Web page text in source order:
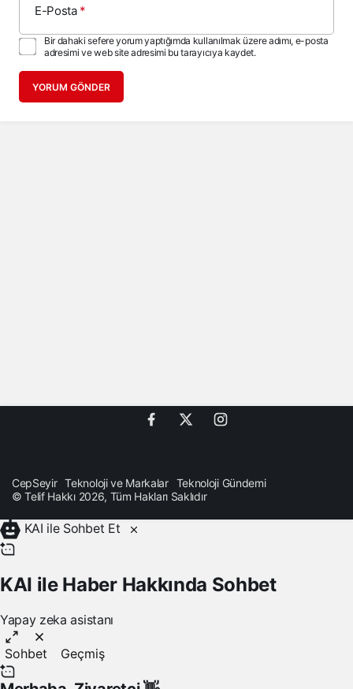
E-Posta*
Bir dahaki sefere yorum yaptığımda kullanılmak üzere adımı, e-posta
adresimi ve web site adresimi bu tarayıcıya kaydet.
YORUM GÖNDER
CepSeyir Teknoloji ve Markalar
Teknoloji Gündemi
© Telif Hakkı 2026, Tüm Hakları Saklıdır
KAI ile Sohbet Et
KAI ile Haber Hakkında Sohbet
Yapay zeka asistanı
Sohbet Geçmiş